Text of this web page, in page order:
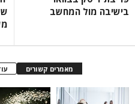
בישיבה מול המחשב
מאמרים קשורים